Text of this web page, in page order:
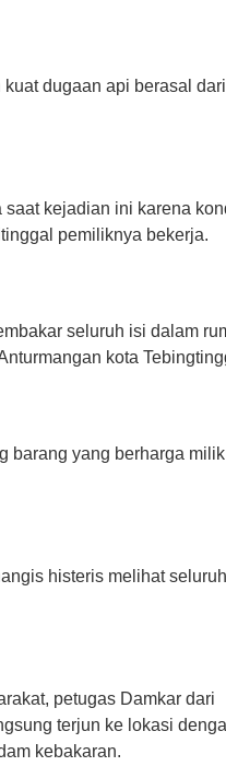
dugaan api berasal
saat kejadian ini karena
pemiliknya bekerja.
seluruh isi dalam
kota
barang yang berharga
histeris melihat
petugas Damkar dari
terjun ke lokasi
kebakaran.